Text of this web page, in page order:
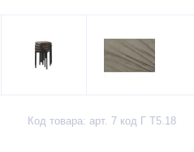
Код товара: арт. 7 код Г Т5.18